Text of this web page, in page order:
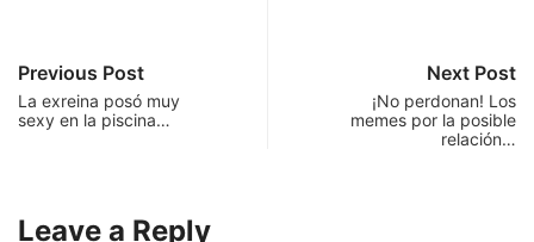
Previous Post
La exreina posó muy
sexy en la piscina…
Next Post
¡No perdonan! Los
memes por la posible
relación…
Leave a Reply